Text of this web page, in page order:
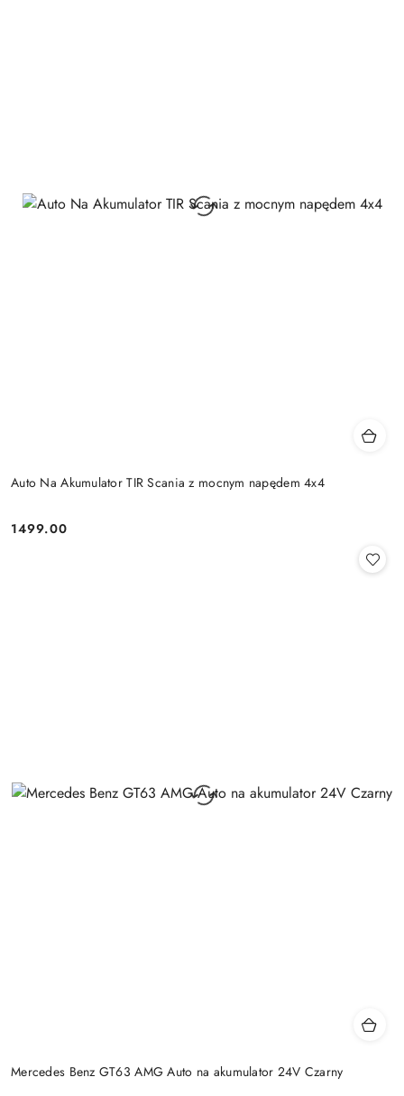
Auto Na Akumulator TIR Scania z mocnym napędem 4x4
Cena:
1499.00
Mercedes Benz GT63 AMG Auto na akumulator 24V Czarny